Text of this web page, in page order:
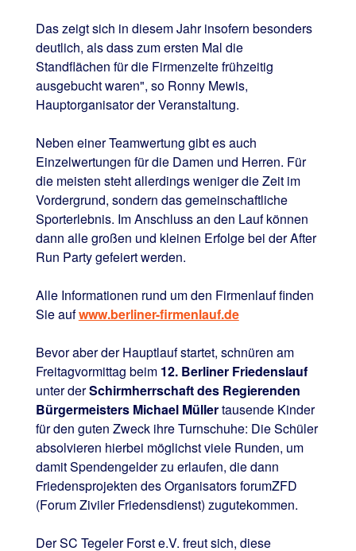
Das zeigt sich in diesem Jahr insofern besonders
deutlich, als dass zum ersten Mal die
Standflächen für die Firmenzelte frühzeitig
ausgebucht waren", so Ronny Mewis,
Hauptorganisator der Veranstaltung.
Neben einer Teamwertung gibt es auch
Einzelwertungen für die Damen und Herren. Für
die meisten steht allerdings weniger die Zeit im
Vordergrund, sondern das gemeinschaftliche
Sporterlebnis. Im Anschluss an den Lauf können
dann alle großen und kleinen Erfolge bei der After
Run Party gefeiert werden.
Alle Informationen rund um den Firmenlauf finden
Sie aufwww.berliner-firmenlauf.de
Bevor aber der Hauptlauf startet, schnüren am
Freitagvormittag beim 12. Berliner Friedenslauf
unter derSchirmherrschaft des Regierenden
Bürgermeisters Michael Müllertausende Kinder
für den guten Zweck ihre Turnschuhe: Die Schüler
absolvieren hierbei möglichst viele Runden, um
damit Spendengelder zu erlaufen, die dann
Friedensprojekten des Organisators forumZFD
(Forum Ziviler Friedensdienst) zugutekommen.
Der SC Tegeler Forst e.V. freut sich, diese